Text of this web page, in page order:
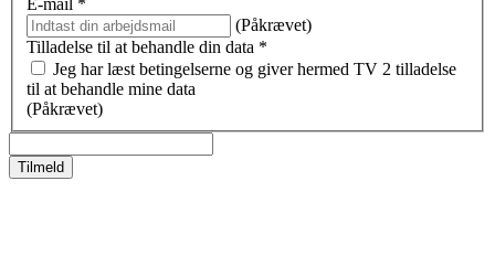
E-mail *
(Påkrævet)
Tilladelse til at behandle din data *
Jeg har læst betingelserne og giver hermed TV 2 tilladelse
til at behandle mine data
(Påkrævet)